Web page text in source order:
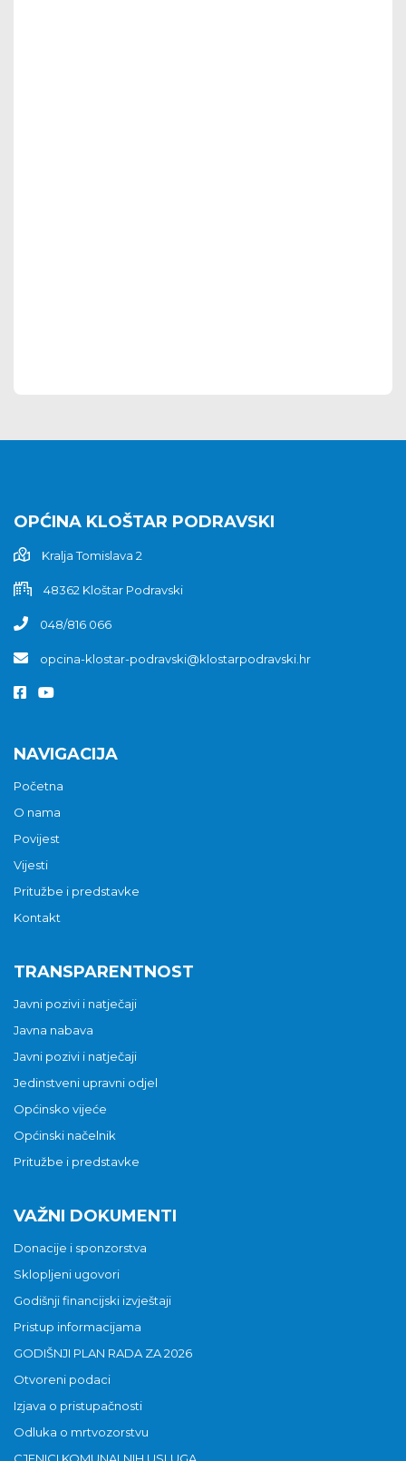
OPĆINA KLOŠTAR PODRAVSKI
Kralja Tomislava 2
48362 Kloštar Podravski
048/816 066
opcina-klostar-podravski@klostarpodravski.hr
NAVIGACIJA
Početna
O nama
Povijest
Vijesti
Pritužbe i predstavke
Kontakt
TRANSPARENTNOST
Javni pozivi i natječaji
Javna nabava
Javni pozivi i natječaji
Jedinstveni upravni odjel
Općinsko vijeće
Općinski načelnik
Pritužbe i predstavke
VAŽNI DOKUMENTI
Donacije i sponzorstva
Sklopljeni ugovori
Godišnji financijski izvještaji
Pristup informacijama
GODIŠNJI PLAN RADA ZA 2026
Otvoreni podaci
Izjava o pristupačnosti
Odluka o mrtvozorstvu